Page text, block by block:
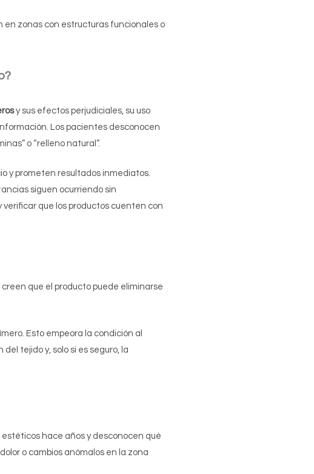
en zonas con estructuras funcionales o
y sus efectos perjudiciales, su uso
Los pacientes desconocen
o “relleno natural”.
y prometen resultados inmediatos.
siguen ocurriendo sin
verificar que los productos cuenten con
que el producto puede eliminarse
Esto empeora la condición al
tejido y, solo si es seguro, la
hace años y desconocen qué
o cambios anómalos en la zona